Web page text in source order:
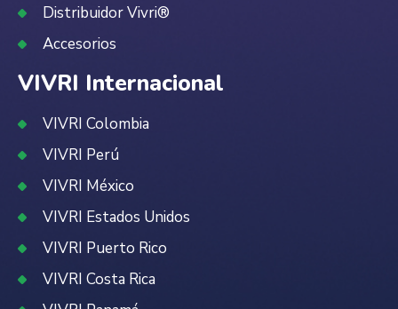
Distribuidor Vivri®
Accesorios
VIVRI Internacional
VIVRI Colombia
VIVRI Perú
VIVRI México
VIVRI Estados Unidos
VIVRI Puerto Rico
VIVRI Costa Rica